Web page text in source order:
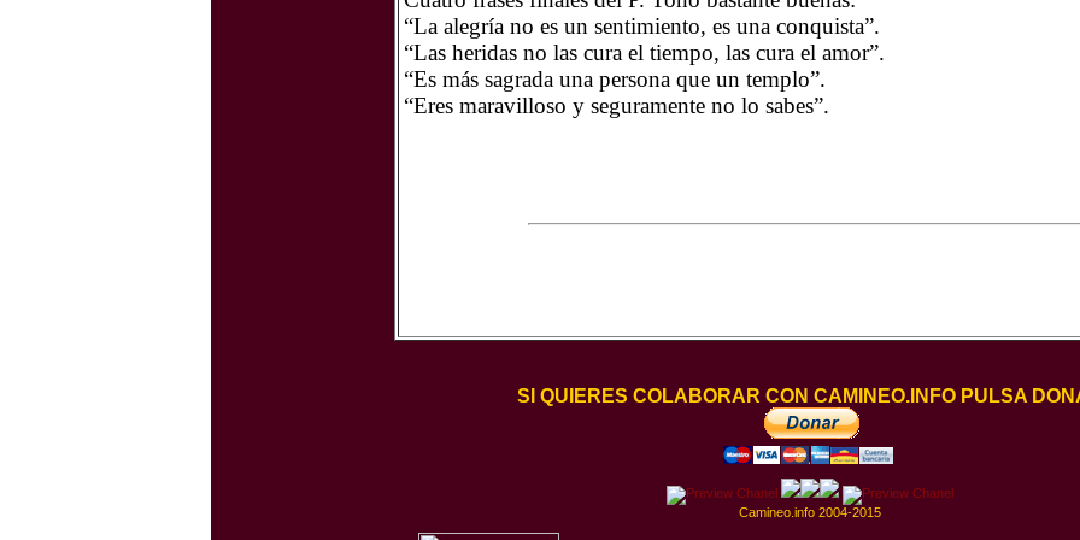
“La alegría no es un sentimiento, es una conquista”.
“Las heridas no las cura el tiempo, las cura el amor”.
“Es más sagrada una persona que un templo”.
“Eres maravilloso y seguramente no lo sabes”.
SI QUIERES COLABORAR CON CAMINEO.INFO PULSA
Camineo.info 2004-2015